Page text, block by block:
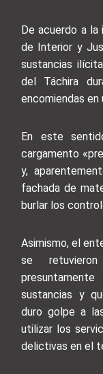
De acuerdo a
de Interior y
sustancias
del Táchira
encomiendas en
En este
cargamento
y,
fachada de
burlar los
Asimismo, el
se
sustancias y
duro golpe a
utilizar los
delictivas en el